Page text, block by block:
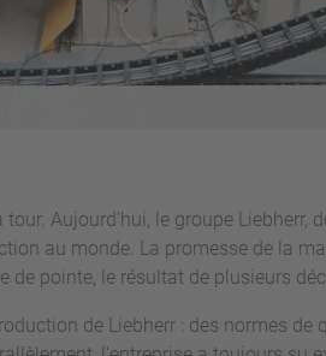
Aujourd'hui, le groupe Liebherr,
au monde. La promesse de la
pointe, le résultat de plusieurs
de Liebherr : des normes de